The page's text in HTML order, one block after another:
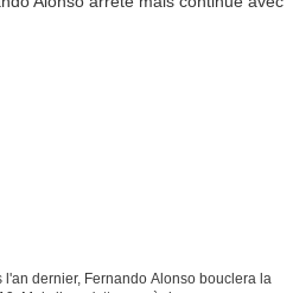
dernier, Fernando Alonso bouclera la